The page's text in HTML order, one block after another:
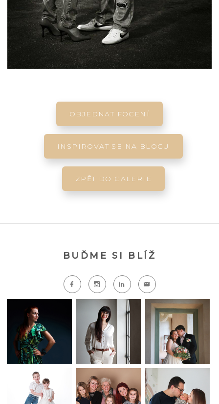
OBJEDNAT FOCENÍ
INSPIROVAT SE NA BLOGU
ZPĚT DO GALERIE
BUĎME SI BLÍŽ